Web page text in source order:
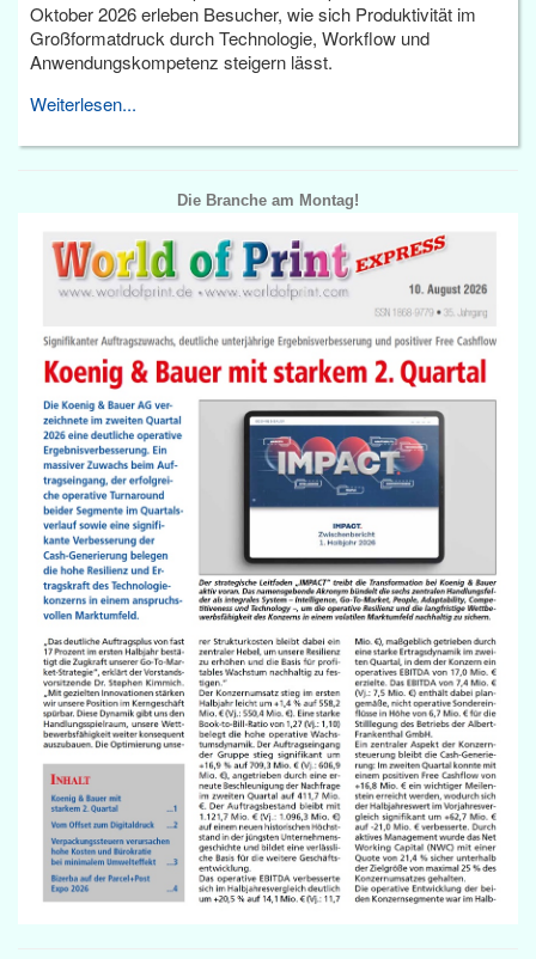
Oktober 2026 erleben Besucher, wie sich Produktivität im
Großformatdruck durch Technologie, Workflow und
Anwendungskompetenz steigern lässt.
Weiterlesen...
Die Branche am Montag!